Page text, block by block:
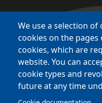
Bretagne
des sites
Sites
BCD
Bazhvalan
Bécédia
We use a selection
cookies on the pages
cookies, which are
website. You can
cookie types and
future at any time